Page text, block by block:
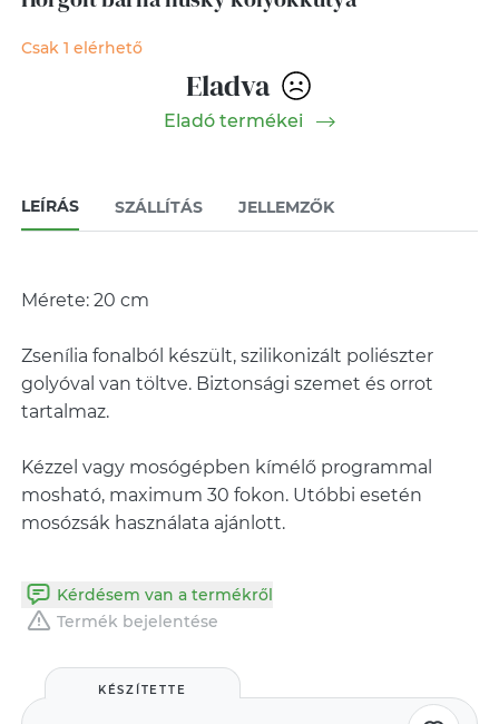
Csak 1 elérhető
Eladva
Eladó termékei
LEÍRÁS SZÁLLÍTÁS JELLEMZŐK
Mérete: 20 cm
Zsenília fonalból készült, szilikonizált poliészter
golyóval van töltve. Biztonsági szemet és orrot
tartalmaz.
Kézzel vagy mosógépben kímélő programmal
mosható, maximum 30 fokon. Utóbbi esetén
mosózsák használata ajánlott.
Kérdésem van a termékről
Termék bejelentése
KÉSZÍTETTE